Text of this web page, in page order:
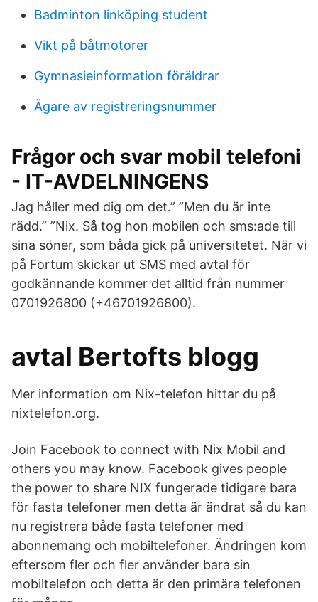
Badminton linköping student
Vikt på båtmotorer
Gymnasieinformation föräldrar
Ägare av registreringsnummer
Frågor och svar mobil telefoni
- IT-AVDELNINGENS
Jag håller med dig om det.” ”Men du är inte
rädd.” ”Nix. Så tog hon mobilen och sms:ade till
sina söner, som båda gick på universitetet. När vi
på Fortum skickar ut SMS med avtal för
godkännande kommer det alltid från nummer
0701926800 (+46701926800).
avtal Bertofts blogg
Mer information om Nix-telefon hittar du på
nixtelefon.org.
Join Facebook to connect with Nix Mobil and
others you may know. Facebook gives people
the power to share NIX fungerade tidigare bara
för fasta telefoner men detta är ändrat så du kan
nu registrera både fasta telefoner med
abonnemang och mobiltelefoner. Ändringen kom
eftersom fler och fler använder bara sin
mobiltelefon och detta är den primära telefonen